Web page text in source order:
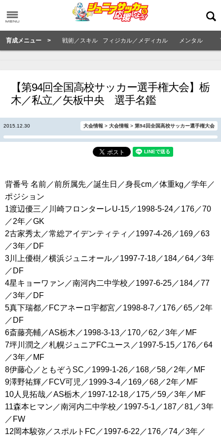
育成メニュー > 戦術／スキル フィジカル／メディカル メンタル
【第94回全国高校サッカー選手権大会】栃
木／私立／矢板中央 選手名鑑
2015.12.30 大会情報 > 大会情報 > 第94回全国高校サッカー選手権大会
背番号 名前／前所属先／誕生日／身長cm／体重kg／学年／
ポジション
1渡辺優三／川崎フロンターレU-15／1998-5-24／176／70
／2年／GK
2古家秀太／常総アイデンティティ／1997-4-26／169／63
／3年／DF
3川上優樹／横浜ジュニオール／1997-7-18／184／64／3年
／DF
4星キョーワァン／南河内二中学校／1997-6-25／184／77
／3年／DF
5真下瑞都／FCアネーロ宇都宮／1998-8-7／176／65／2年
／DF
6斎藤亮輔／AS栃木／1998-3-13／170／62／3年／MF
7坪川潤之／札幌ジュニアFCユース／1997-5-15／176／64
／3年／MF
8伊藤心／ともぞうSC／1999-1-26／168／58／2年／MF
9澤野祐輝／FCV可児／1999-3-4／169／68／2年／MF
10人見拓哉／AS栃木／1997-12-18／175／59／3年／MF
11森本ヒマン／南河内二中学校／1997-5-1／187／81／3年
／FW
12岡本駿弥／スポルトFC／1997-6-22／176／74／3年／